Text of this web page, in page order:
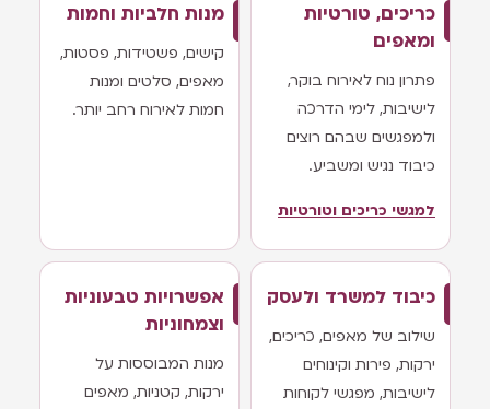
כריכים, טורטיות
ומאפים
פתרון נוח לאירוח בוקר,
לישיבות, לימי הדרכה
ולמפגשים שבהם רוצים
כיבוד נגיש ומשביע.
למגשי כריכים וטורטיות
מנות חלביות וחמות
קישים, פשטידות, פסטות,
מאפים, סלטים ומנות
חמות לאירוח רחב יותר.
כיבוד למשרד ולעסק
שילוב של מאפים, כריכים,
ירקות, פירות וקינוחים
לישיבות, מפגשי לקוחות
אפשרויות טבעוניות
וצמחוניות
מנות המבוססות על
ירקות, קטניות, מאפים